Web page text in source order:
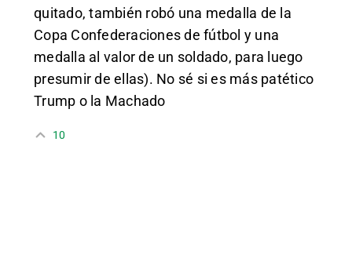
quitado, también robó una medalla de la
Copa Confederaciones de fútbol y una
medalla al valor de un soldado, para luego
presumir de ellas). No sé si es más patético
Trump o la Machado
10